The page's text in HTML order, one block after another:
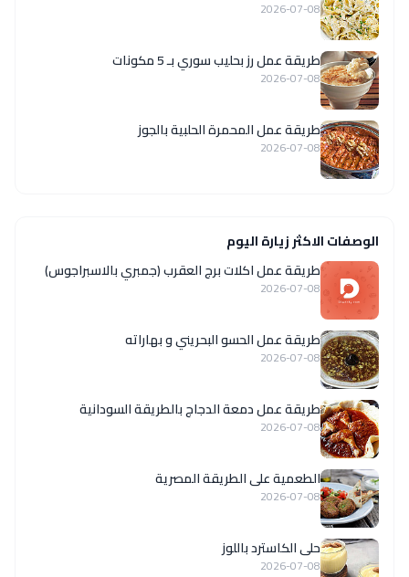
2026-07-08
طريقة عمل رز بحليب سوري بـ 5 مكونات
2026-07-08
طريقة عمل المحمرة الحلبية بالجوز
2026-07-08
الوصفات الاكثر زيارة اليوم
طريقة عمل اكلات برج العقرب (جمبري بالاسبراجوس)
2026-07-08
طريقة عمل الحسو البحريني و بهاراته
2026-07-08
طريقة عمل دمعة الدجاج بالطريقة السودانية
2026-07-08
الطعمية على الطريقة المصرية
2026-07-08
حلى الكاسترد باللوز
2026-07-08